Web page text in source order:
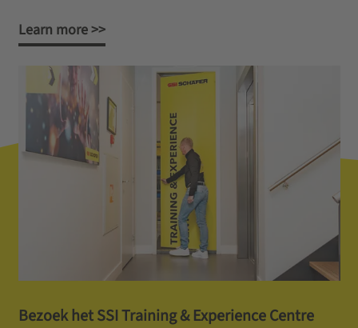
Learn more >>
Bezoek het SSI Training & Experience Centre